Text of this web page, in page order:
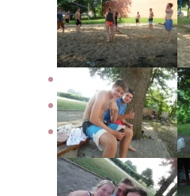
2026
Archiv
Bildergalerie
Der Verein
Downloads